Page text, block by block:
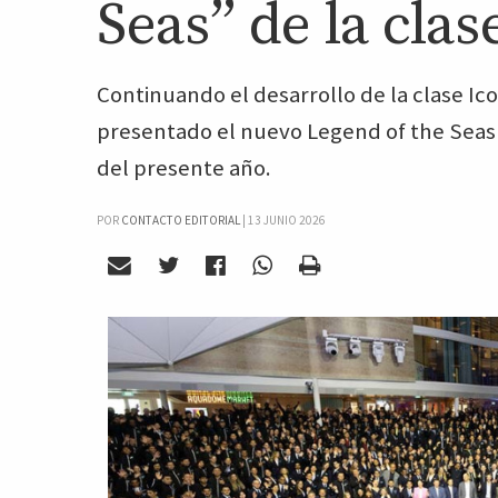
Seas” de la
Continuando el desarrollo de la clase
presentado el nuevo Legend of the
del presente año.
POR CONTACTO EDITORIAL | 13 JUNIO 2026